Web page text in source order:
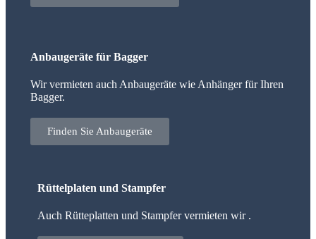
Anbaugeräte für Bagger
Wir vermieten auch Anbaugeräte wie Anhänger für Ihren
Bagger.
Finden Sie Anbaugeräte
Rüttelplaten und Stampfer
Auch Rütteplatten und Stampfer vermieten wir .